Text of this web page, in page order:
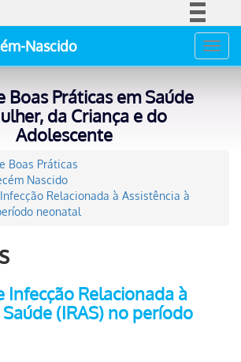
Acesso à informação
Nascido
Boas Práticas em Saúde
da Criança e do
Adolescente
Boas Práticas
Nascido
Relacionada à Assistência à
neonatal
Infecção Relacionada à
(IRAS) no período